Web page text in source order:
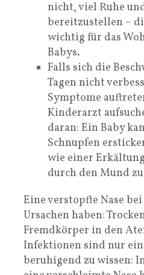
nicht, viel Ruhe
bereitzustellen –
wichtig für das
Babys.
Falls sich die
Tagen nicht
Symptome
Kinderarzt
daran: Ein Baby
Schnupfen
wie einer
durch den Mund
Eine verstopfte Nase
Ursachen haben:
Fremdkörper in den
Infektionen sind nur
beruhigend zu wissen: